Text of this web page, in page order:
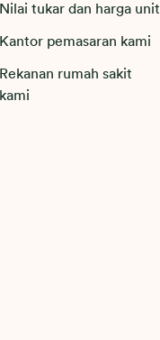
Nilai tukar dan harga unit
Kantor pemasaran kami
Rekanan rumah sakit
kami